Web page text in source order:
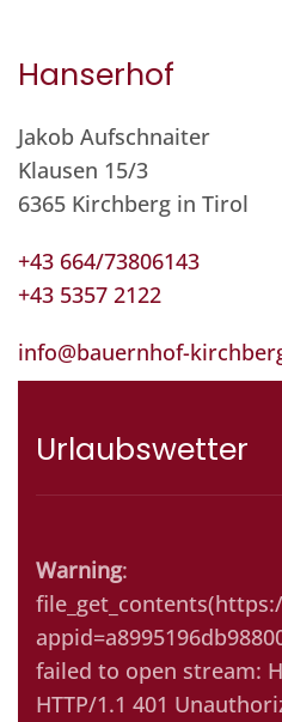
Hanserhof
Jakob Aufschnaiter
Klausen 15/3
6365 Kirchberg in Tirol
+43 664/73806143
+43 5357 2122
info@bauernhof-
Urlaubswetter
Warning:
failed to open stream:
HTTP/1.1 401